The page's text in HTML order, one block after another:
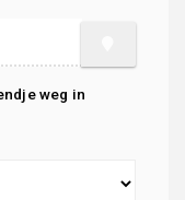
weg in